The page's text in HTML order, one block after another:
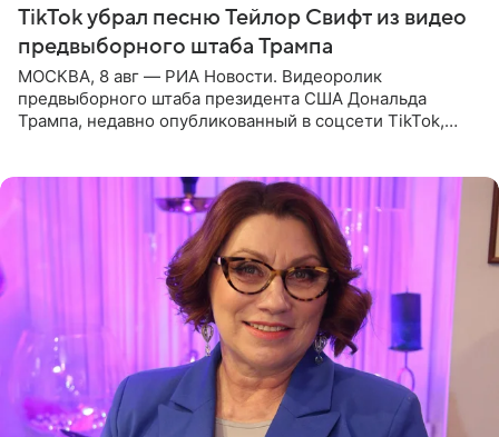
TikTok убрал песню Тейлор Свифт из видео
предвыборного штаба Трампа
МОСКВА, 8 авг — РИА Новости. Видеоролик
предвыборного штаба президента США Дональда
Трампа, недавно опубликованный в соцсети TikTok,